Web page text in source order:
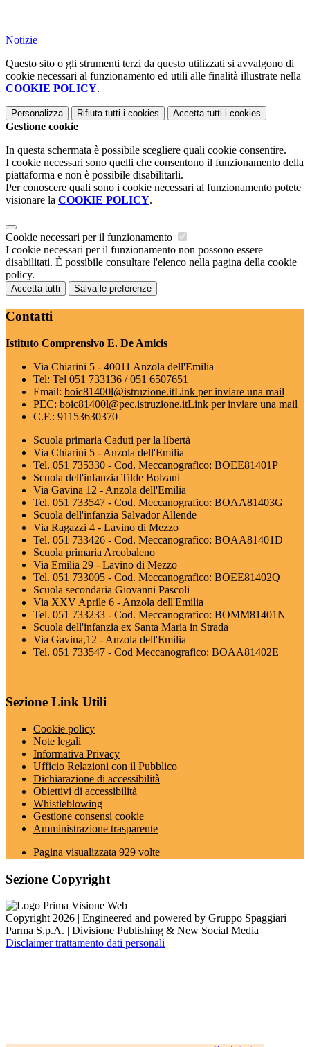
Notizie
Questo sito o gli strumenti terzi da questo utilizzati si avvalgono di
cookie necessari al funzionamento ed utili alle finalità illustrate nella
COOKIE POLICY.
Personalizza Rifiuta tutti i cookies Accetta tutti i cookies
Gestione cookie
In questa schermata è possibile scegliere quali cookie consentire.
I cookie necessari sono quelli che consentono il funzionamento della
piattaforma e non è possibile disabilitarli.
Per conoscere quali sono i cookie necessari al funzionamento potete
visionare la COOKIE POLICY.
Cookie necessari per il funzionamento
I cookie necessari per il funzionamento non possono essere
disabilitati. È possibile consultare l'elenco nella pagina della cookie
policy.
Accetta tutti Salva le preferenze
Contatti
Istituto Comprensivo E. De Amicis
Via Chiarini 5 - 40011 Anzola dell'Emilia
Tel: Tel 051 733136 / 051 6507651
Email: boic81400l@istruzione.itLink per inviare una mail
PEC: boic81400l@pec.istruzione.itLink per inviare una mail
C.F.: 91153630370
Scuola primaria Caduti per la libertà
Via Chiarini 5 - Anzola dell'Emilia
Tel. 051 735330 - Cod. Meccanografico: BOEE81401P
Scuola dell'infanzia Tilde Bolzani
Via Gavina 12 - Anzola dell'Emilia
Tel. 051 733547 - Cod. Meccanografico: BOAA81403G
Scuola dell'infanzia Salvador Allende
Via Ragazzi 4 - Lavino di Mezzo
Tel. 051 733426 - Cod. Meccanografico: BOAA81401D
Scuola primaria Arcobaleno
Via Emilia 29 - Lavino di Mezzo
Tel. 051 733005 - Cod. Meccanografico: BOEE81402Q
Scuola secondaria Giovanni Pascoli
Via XXV Aprile 6 - Anzola dell'Emilia
Tel. 051 733233 - Cod. Meccanografico: BOMM81401N
Scuola dell'infanzia ex Santa Maria in Strada
Via Gavina,12 - Anzola dell'Emilia
Tel. 051 733547 - Cod Meccanografico: BOAA81402E
Sezione Link Utili
Cookie policy
Note legali
Informativa Privacy
Ufficio Relazioni con il Pubblico
Dichiarazione di accessibilità
Obiettivi di accessibilità
Whistleblowing
Gestione consensi cookie
Amministrazione trasparente
Pagina visualizzata 929 volte
Sezione Copyright
Copyright 2026 | Engineered and powered by Gruppo Spaggiari
Parma S.p.A. | Divisione Publishing & New Social Media
Disclaimer trattamento dati personali